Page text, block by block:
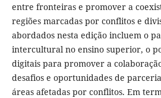
entre fronteiras e promover a
regiões marcadas por conflitos e
abordados nesta edição incluem o
intercultural no ensino superior, o
digitais para promover a
desafios e oportunidades de
áreas afetadas por conflitos. Em